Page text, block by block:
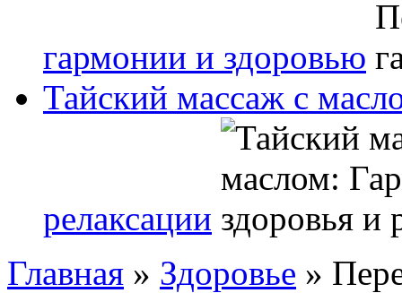
гармонии и здоровью
Тайский массаж с
релаксации
Главная » Здоровье »